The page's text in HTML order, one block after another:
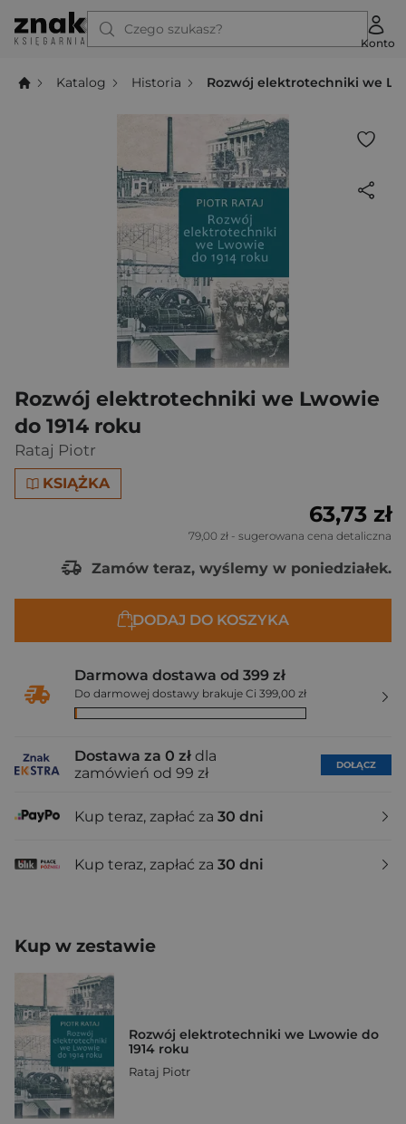
Czego szukasz?
Konto
Katalog Historia Rozwój elektrotechniki we
Rozwój elektrotechniki we Lwowie
do 1914 roku
Rataj Piotr
KSIĄŻKA
63,73 zł
79,00 zł - sugerowana cena detaliczna
Zamów teraz, wyślemy w poniedziałek.
DODAJ DO KOSZYKA
Darmowa dostawa od 399 zł
Do darmowej dostawy brakuje Ci 399,00 zł
Dostawa za 0 zł dla
zamówień od 99 zł
DOŁĄCZ
Kup teraz, zapłać za 30 dni
Kup teraz, zapłać za 30 dni
Kup w zestawie
Rozwój elektrotechniki we Lwowie do
1914 roku
Rataj Piotr